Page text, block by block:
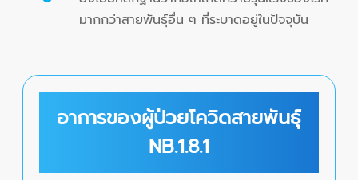
มากกว่าสายพันธุ์อื่น ๆ ที่ระบาดอยู่ในปัจจุบัน
อาการของผู้ป่วยโควิดสายพันธุ์
NB.1.8.1